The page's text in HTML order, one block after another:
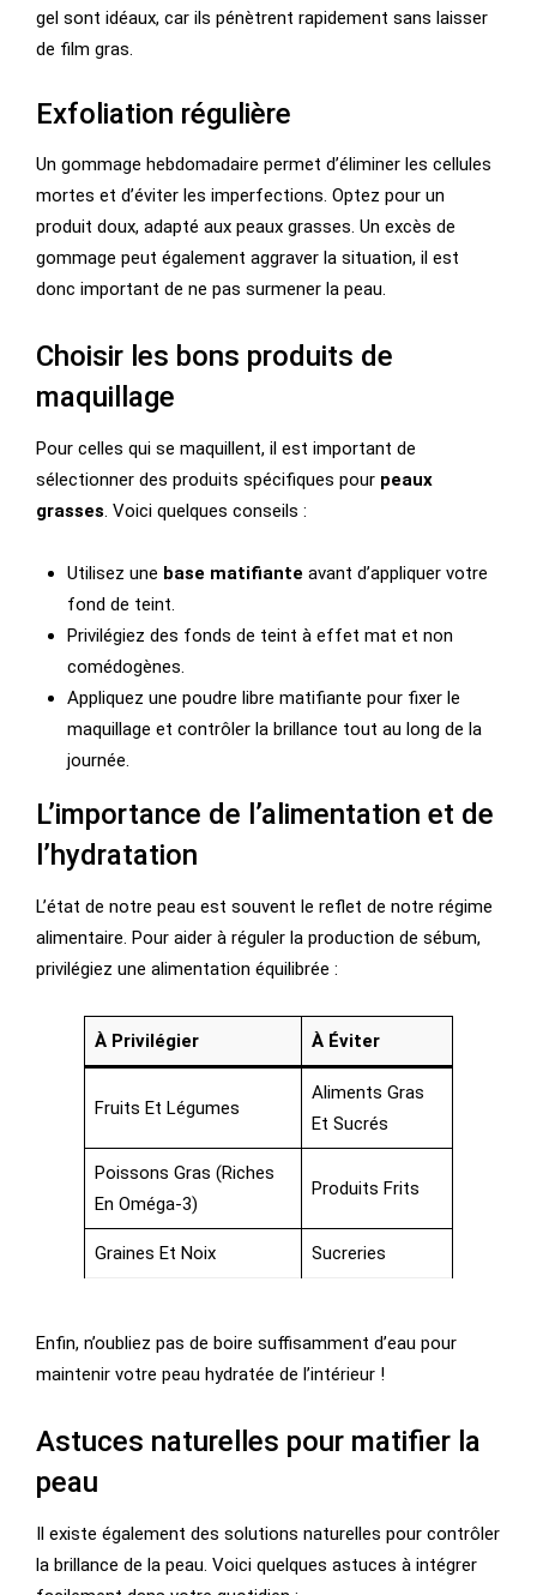
gel sont idéaux, car ils pénètrent rapidement sans laisser
de film gras.
Exfoliation régulière
Un gommage hebdomadaire permet d’éliminer les cellules
mortes et d’éviter les imperfections. Optez pour un
produit doux, adapté aux peaux grasses. Un excès de
gommage peut également aggraver la situation, il est
donc important de ne pas surmener la peau.
Choisir les bons produits de
maquillage
Pour celles qui se maquillent, il est important de
sélectionner des produits spécifiques pour peaux
grasses. Voici quelques conseils :
Utilisez une base matifiante avant d’appliquer votre
fond de teint.
Privilégiez des fonds de teint à effet mat et non
comédogènes.
Appliquez une poudre libre matifiante pour fixer le
maquillage et contrôler la brillance tout au long de la
journée.
L’importance de l’alimentation et de
l’hydratation
L’état de notre peau est souvent le reflet de notre régime
alimentaire. Pour aider à réguler la production de sébum,
privilégiez une alimentation équilibrée :
À Privilégier À Éviter
Fruits Et Légumes
Aliments Gras
Et Sucrés
Poissons Gras (riches
En Oméga-3)
Produits Frits
Graines Et Noix Sucreries
Enfin, n’oubliez pas de boire suffisamment d’eau pour
maintenir votre peau hydratée de l’intérieur !
Astuces naturelles pour matifier la
peau
Il existe également des solutions naturelles pour contrôler
la brillance de la peau. Voici quelques astuces à intégrer